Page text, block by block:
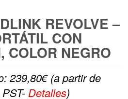
REVOLVE –
CON
COLOR NEGRO
239,80€(a partir de
Detalles)